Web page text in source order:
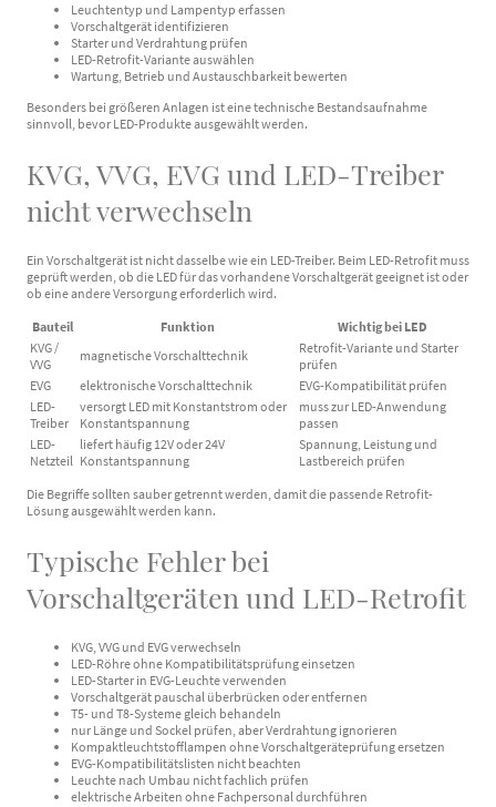
Leuchtentyp und Lampentyp erfassen
Vorschaltgerät identifizieren
Starter und Verdrahtung prüfen
LED-Retrofit-Variante auswählen
Wartung, Betrieb und Austauschbarkeit bewerten
Besonders bei größeren Anlagen ist eine technische Bestandsaufnahme
sinnvoll, bevor LED-Produkte ausgewählt werden.
KVG, VVG, EVG und LED-Treiber
nicht verwechseln
Ein Vorschaltgerät ist nicht dasselbe wie ein LED-Treiber. Beim LED-Retrofit muss
geprüft werden, ob die LED für das vorhandene Vorschaltgerät geeignet ist oder
ob eine andere Versorgung erforderlich wird.
Bauteil Funktion
Wichtig bei LED
KVG /
VVG
magnetische Vorschalttechnik
Retrofit-Variante und Starter
prüfen
EVG
elektronische Vorschalttechnik
EVG-Kompatibilität prüfen
LED-
Treiber
versorgt LED mit Konstantstrom oder
Konstantspannung
muss zur LED-Anwendung
passen
LED-
Netzteil
liefert häufig 12V oder 24V
Konstantspannung
Spannung, Leistung und
Lastbereich prüfen
Die Begriffe sollten sauber getrennt werden, damit die passende Retrofit-
Lösung ausgewählt werden kann.
Typische Fehler bei
Vorschaltgeräten und LED-Retrofit
KVG, VVG und EVG verwechseln
LED-Röhre ohne Kompatibilitätsprüfung einsetzen
LED-Starter in EVG-Leuchte verwenden
Vorschaltgerät pauschal überbrücken oder entfernen
T5- und T8-Systeme gleich behandeln
nur Länge und Sockel prüfen, aber Verdrahtung ignorieren
Kompaktleuchtstofflampen ohne Vorschaltgeräteprüfung ersetzen
EVG-Kompatibilitätslisten nicht beachten
Leuchte nach Umbau nicht fachlich prüfen
elektrische Arbeiten ohne Fachpersonal durchführen